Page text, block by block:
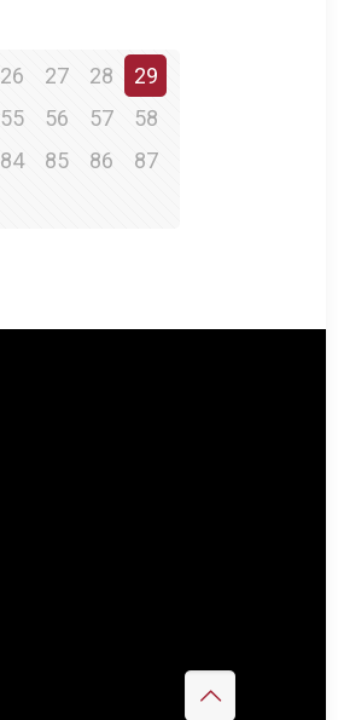
26 27 28
29
55 56 57
58
84 85 86
87